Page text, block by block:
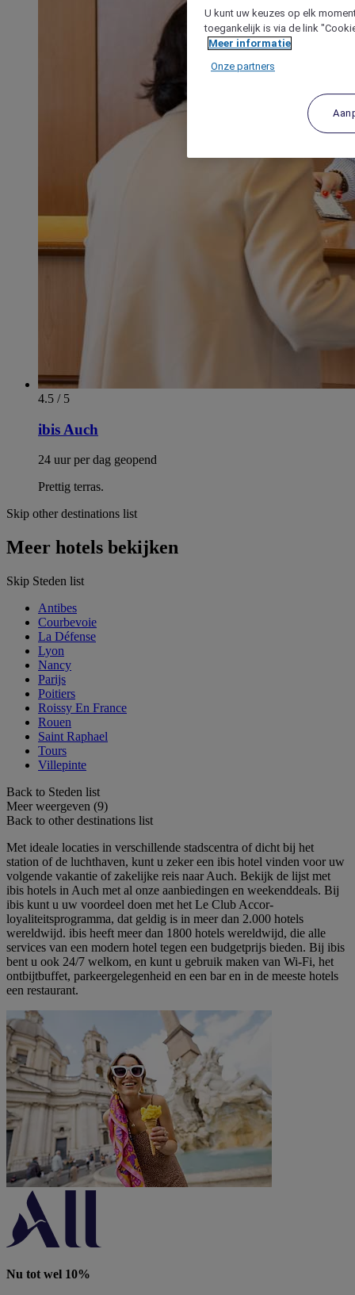
4.5 / 5
ibis Auch
24 uur per dag geopend
Prettig terras.
Skip other destinations list
Meer hotels bekijken
Skip Steden list
Antibes
Courbevoie
La Défense
Lyon
Nancy
Parijs
Poitiers
Roissy En France
Rouen
Saint Raphael
Tours
Villepinte
Back to Steden list
Meer weergeven (9)
Back to other destinations list
Met ideale locaties in verschillende stadscentra of dicht bij het
station of de luchthaven, kunt u zeker een ibis hotel vinden voor uw
volgende vakantie of zakelijke reis naar Auch. Bekijk de lijst met
ibis hotels in Auch met al onze aanbiedingen en weekenddeals. Bij
ibis kunt u uw voordeel doen met het Le Club Accor-
loyaliteitsprogramma, dat geldig is in meer dan 2.000 hotels
wereldwijd. ibis heeft meer dan 1800 hotels wereldwijd, die alle
services van een modern hotel tegen een budgetprijs bieden. Bij ibis
bent u ook 24/7 welkom, en kunt u gebruik maken van Wi-Fi, het
ontbijtbuffet, parkeergelegenheid en een bar en in de meeste hotels
een restaurant.
Nu tot wel 10%
U kunt uw keuzes op elk
toegankelijk is via de link
Meer informatie
Onze partners